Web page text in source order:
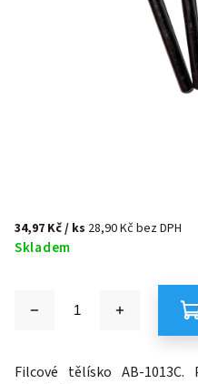
34,97 Kč/ ks 28,90 Kč bez DPH
Skladem
Filcové tělísko AB-